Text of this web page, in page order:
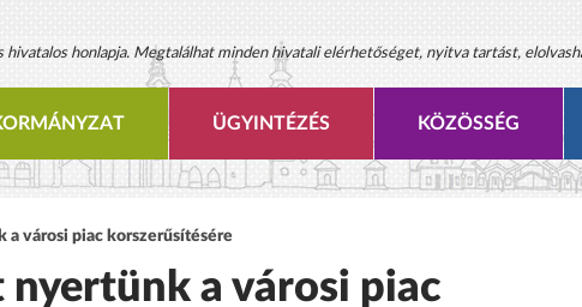
hivatalos honlapja. Megtalálhat minden hivatali elérhetőséget, nyitva tartást,
ÜGYINTÉZÉS KÖZÖSSÉG
a városi piac korszerűsítésére
a városi piac